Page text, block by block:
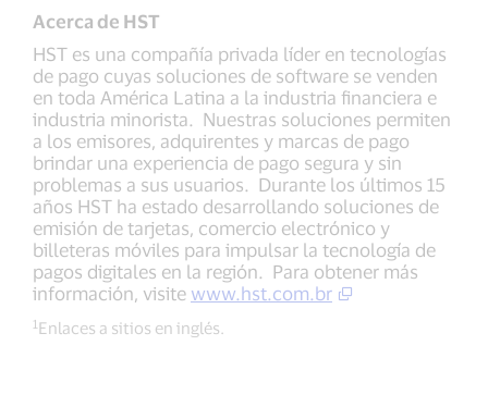
Acerca de HST
HST es una compañía privada líder en tecnologías
de pago cuyas soluciones de software se venden
en toda América Latina a la industria financiera e
industria minorista. Nuestras soluciones permiten
a los emisores, adquirentes y marcas de pago
brindar una experiencia de pago segura y sin
problemas a sus usuarios. Durante los últimos 15
años HST ha estado desarrollando soluciones de
emisión de tarjetas, comercio electrónico y
billeteras móviles para impulsar la tecnología de
pagos digitales en la región. Para obtener más
información, visite www.hst.com.br
1 Enlaces a sitios en inglés.